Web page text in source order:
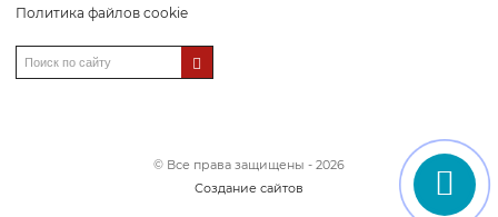
Политика файлов cookie
© Все права защищены - 2026
Создание сайтов